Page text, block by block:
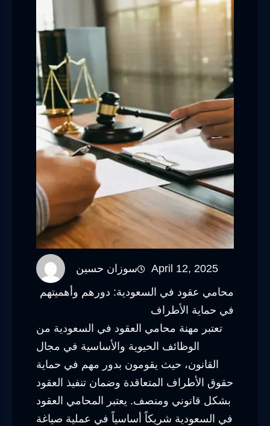
سوزان حسين
April 12, 2025
محامي عقود في السعودية: دورهم وأهميتهم
في حماية الأطراف
تعتبر مهنة محامي العقود في السعودية من
الوظائف الحيوية والأساسية في مجال
القانون، حيث يقومون بدور مهم في حماية
حقوق الأطراف المتعاقدة وضمان تنفيذ العقود
بشكل قانوني ومنصف. يعتبر المحامي العقود
في السعودية شريكاً أساسياً في عملية صياغة